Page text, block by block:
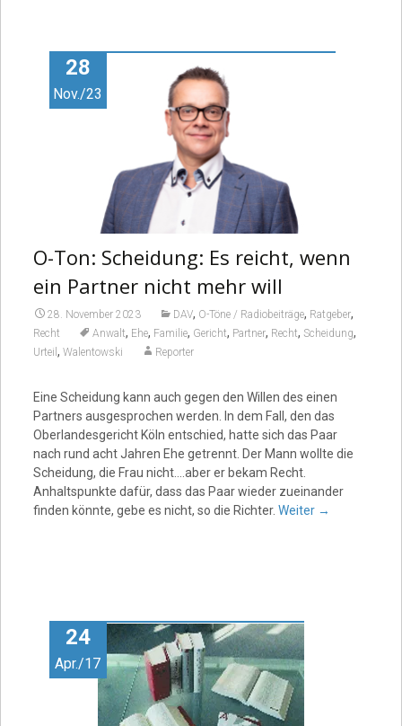
28
Nov./23
O-Ton: Scheidung: Es reicht, wenn
ein Partner nicht mehr will
28. November 2023 DAV, O-Töne / Radiobeiträge, Ratgeber,
Recht Anwalt, Ehe, Familie, Gericht, Partner, Recht, Scheidung,
Urteil , Walentowski Reporter
Eine Scheidung kann auch gegen den Willen des einen
Partners ausgesprochen werden. In dem Fall, den das
Oberlandesgericht Köln entschied, hatte sich das Paar
nach rund acht Jahren Ehe getrennt. Der Mann wollte die
Scheidung, die Frau nicht….aber er bekam Recht.
Anhaltspunkte dafür, dass das Paar wieder zueinander
finden könnte, gebe es nicht, so die Richter. Weiter →
24
Apr./17